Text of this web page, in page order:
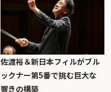
佐渡裕＆新日本フィルがブル
ックナー第5番で挑む巨大な
響きの構築